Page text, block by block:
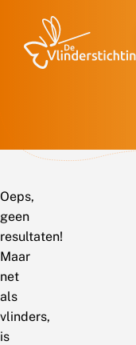
Oeps,
geen
resultaten!
Maar
net
als
vlinders,
is